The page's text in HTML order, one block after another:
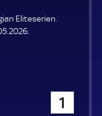
Eliteserien.
1